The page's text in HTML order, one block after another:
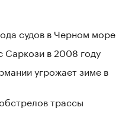
судов в Черном море
Саркози в 2008 году
угрожает зиме в
трассы